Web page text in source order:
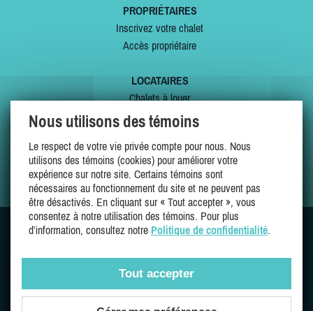
PROPRIÉTAIRES
Inscrivez votre chalet
Accès propriétaire
LOCATAIRES
Chalets à louer
Chalets à vendre
Offres spéciales
Mes favoris
SUIVEZ-NOUS SUR
Nous utilisons des témoins
Le respect de votre vie privée compte pour nous. Nous
utilisons des témoins (cookies) pour améliorer votre
expérience sur notre site. Certains témoins sont
nécessaires au fonctionnement du site et ne peuvent pas
être désactivés. En cliquant sur « Tout accepter », vous
consentez à notre utilisation des témoins. Pour plus
d’information, consultez notre Politique de confidentialité.
Tout accepter